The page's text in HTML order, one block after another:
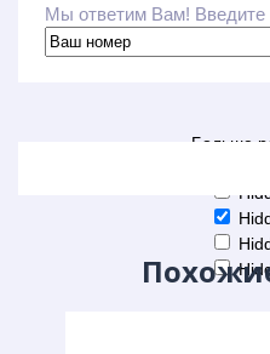
Больше
Мы ответим Вам! Введите